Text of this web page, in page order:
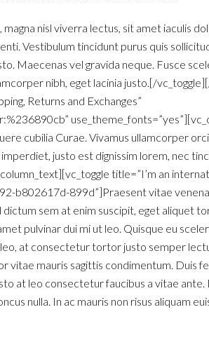
nisl viverra lectus, sit amet iaculis
Vestibulum tincidunt purus quis
Maecenas vel gravida neque. Fusce
nibh, eget lacinia justo.[/
Returns and Exchanges”
cubilia Curae. Vivamus ullamcorper
justo est dignissim lorem, nec
title=”I’m an
b802617d-899d”]Praesent vitae
dictum sem at enim suscipit, eget aliquet
pulvinar dui mi ut leo. Quisque eu
at consectetur tortor justo semper
vitae mauris sagittis condimentum. Duis
at leo consectetur faucibus a vitae
nulla. In ac mauris non risus aliquam